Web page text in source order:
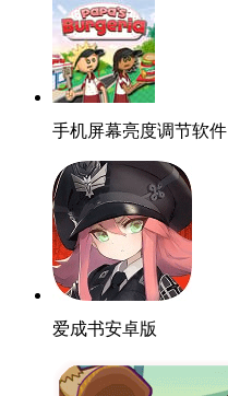
手机屏幕亮度调节软件
爱成书安卓版